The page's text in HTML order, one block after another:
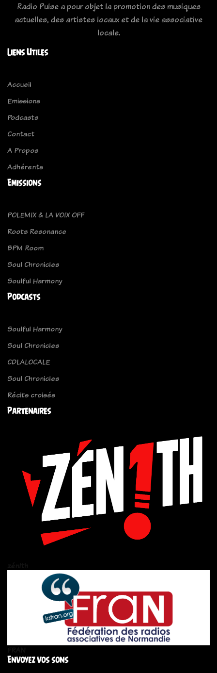
Radio Pulse a pour objet la promotion des musiques
actuelles, des artistes locaux et de la vie associative
locale.
Liens Utiles
Accueil
Emissions
Podcasts
Contact
A Propos
Adhérents
Emissions
POLEMIX & LA VOIX OFF
Roots Resonance
BPM Room
Soul Chronicles
Soulful Harmony
Podcasts
Soulful Harmony
Soul Chronicles
CDLALOCALE
Soul Chronicles
Récits croisés
Partenaires
Envoyez vos sons